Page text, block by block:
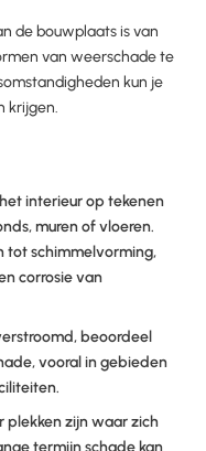
de bouwplaats is van
van weerschade te
kun je
krijgen.
interieur op tekenen
muren of vloeren.
tot schimmelvorming,
corrosie van
beoordeel
vooral in gebieden
plekken zijn waar zich
termijn schade kan